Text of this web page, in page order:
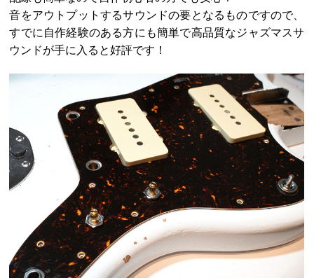
音をアウトプットするサウンドの要となるものですので、
すでに自作経験のある方にも簡単で高品質なジャズマスサ
ウンドが手に入ると好評です！